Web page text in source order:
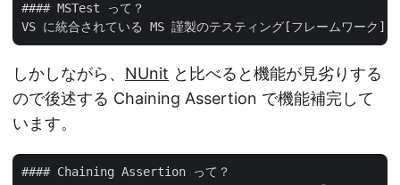
#### MSTest って？
しかしながら、 NUnit と比べると機能が見劣りする
ので後述する Chaining Assertion で機能補完して
います。
#### Chaining Assertion って？